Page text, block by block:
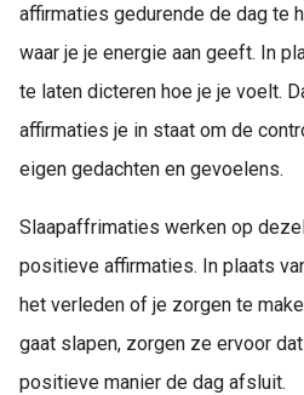
affirmaties gedurende de dag te
waar je je energie aan geeft. In
te laten dicteren hoe je je voelt.
affirmaties je in staat om de
eigen gedachten en gevoelens.
Slaapaffrimaties werken op
positieve affirmaties. In plaats
het verleden of je zorgen te
gaat slapen, zorgen ze ervoor
positieve manier de dag afsluit.